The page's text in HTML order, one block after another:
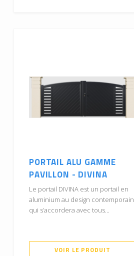
PORTAIL ALU GAMME
PAVILLON - DIVINA
Le portail DIVINA est un portail en
aluminium au design contemporain
qui s’accordera avec tous...
VOIR LE PRODUIT